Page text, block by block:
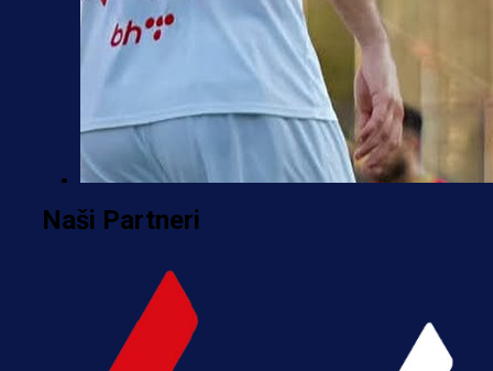
Banje Luke zgrozile javnost:
zbog skandiranja Ratku Mladiću!
14 h 15 min
Naši Partneri